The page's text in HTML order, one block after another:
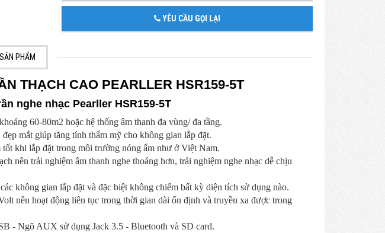
YÊU CẦU GỌI LẠI
PHẨM
THẠCH CAO PEARLLER HSR159-5T
nghe nhạc Pearller HSR159-5T
60-80m2 hoặc hệ thống âm thanh đa vùng/ đa tầng.
mắt giúp tăng tính thẩm mỹ cho không gian lắp đặt.
khi lắp đặt trong môi trường nóng ẩm như ở Việt Nam.
nên trải nghiệm âm thanh nghe thoáng hơn, trải nghiệm nghe nhạc dễ chịu
không gian lắp đặt và đặc biệt không chiếm bất kỳ diện tích sử dụng nào.
nên hoạt động liên tục trong thời gian dài ổn định và truyền xa được trong
- Ngõ AUX sử dụng Jack 3.5 - Bluetooth và SD card.